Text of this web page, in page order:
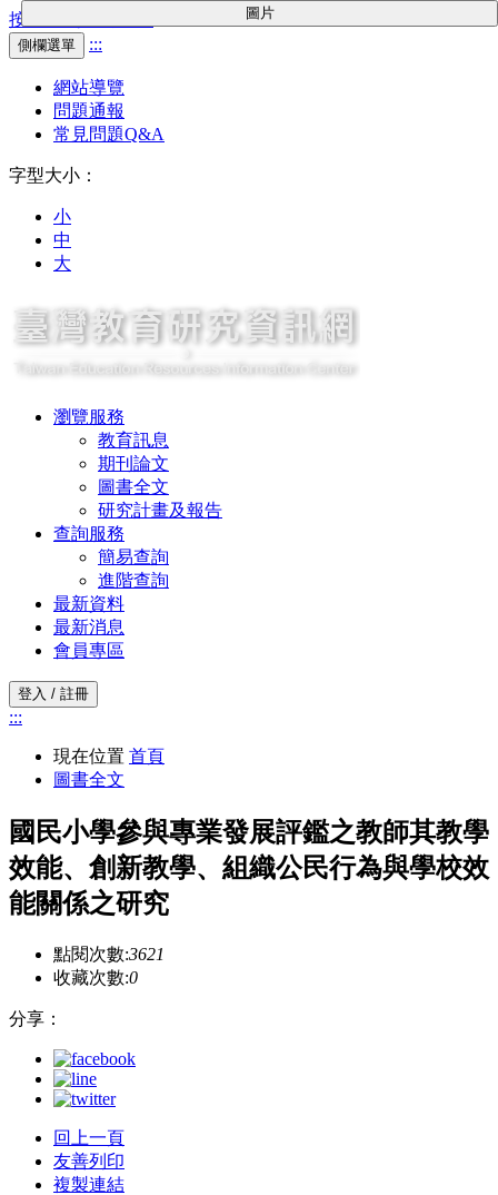
按Enter到主內容區
側欄選單 :::
網站導覽
問題通報
常見問題Q&A
字型大小：
小
中
大
瀏覽服務
教育訊息
期刊論文
圖書全文
研究計畫及報告
查詢服務
簡易查詢
進階查詢
最新資料
最新消息
會員專區
登入 / 註冊
:::
現在位置 首頁
圖書全文
國民小學參與專業發展評鑑之教師其教學
效能、創新教學、組織公民行為與學校效
能關係之研究
點閱次數:3621
收藏次數:0
分享：
回上一頁
友善列印
複製連結
圖片